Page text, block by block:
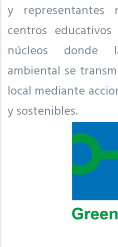
y representantes
centros
núcleos donde
ambiental se
local mediante
y sostenibles.